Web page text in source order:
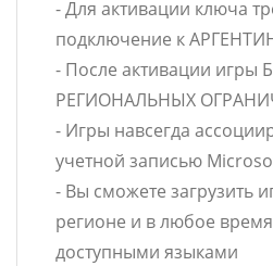
- Для активации ключа
подключение к
- После активации игры
РЕГИОНАЛЬНЫХ
- Игры навсегда
учетной записью
- Вы сможете загрузить
регионе и в любое
доступными языками